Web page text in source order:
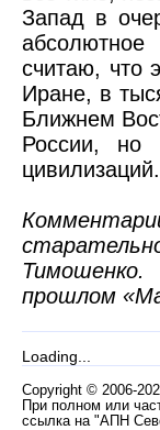
Запад в
считаю, что
Иране, в
Ближнем
России, но
прошлом
Loading...
Copyright © 2006-
При полном или
ссылка на "АПН